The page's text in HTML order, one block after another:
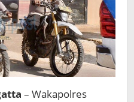
– Wakapolres